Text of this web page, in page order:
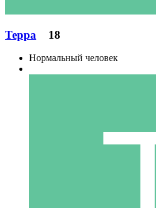
Терра 18
Нормальный человек